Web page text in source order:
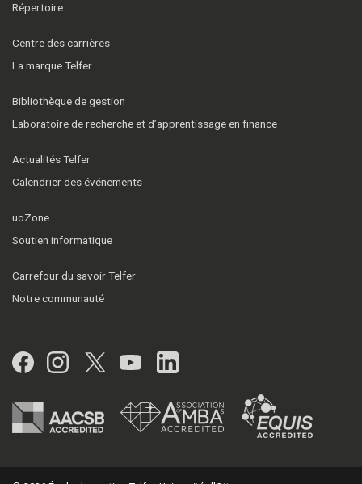
Répertoire
Centre des carrières
La marque Telfer
Bibliothèque de gestion
Laboratoire de recherche et d’apprentissage en finance
Actualités Telfer
Calendrier des événements
uoZone
Soutien informatique
Carrefour du savoir Telfer
Notre communauté
Facebook
Instagram
Twitter
YouTubeLinkedIn